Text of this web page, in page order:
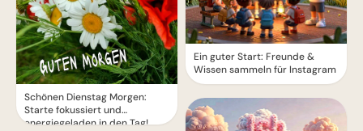
Schönen Dienstag Morgen:
Starte fokussiert und
energiegeladen in den Tag!
Ein guter Start: Freunde &
Wissen sammeln für Instagram